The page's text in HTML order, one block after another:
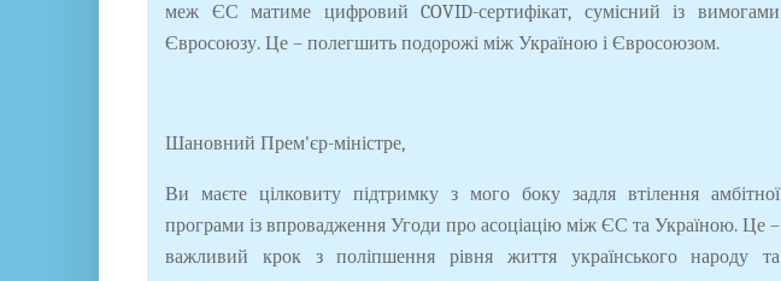
меж ЄС матиме цифровий COVID-сертифікат, сумісний із вимогами
Євросоюзу. Це – полегшить подорожі між Україною і Євросоюзом.
Шановний Прем'єр-міністре,
Ви маєте цілковиту підтримку з мого боку задля втілення амбітної
програми із впровадження Угоди про асоціацію між ЄС та Україною. Це –
важливий крок з поліпшення рівня життя українського народу та